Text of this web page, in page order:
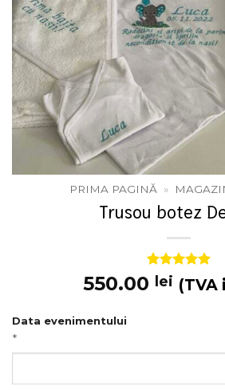
PRIMA PAGINĂ »
Trusou botez
Evaluat la
5 din 5 pe
2
550.00 lei (TVA
Data evenimentului
*